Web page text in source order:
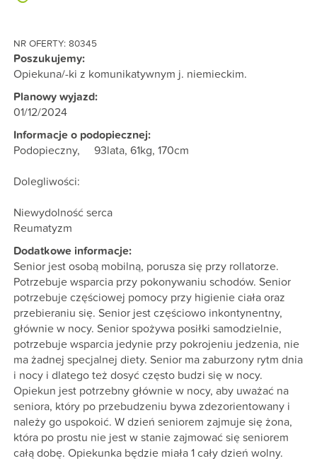
NR OFERTY: 80345
Poszukujemy:
Opiekuna/-ki z komunikatywnym j. niemieckim.
Planowy wyjazd:
01/12/2024
Informacje o podopiecznej:
Podopieczny, 93lata, 61kg, 170cm
Dolegliwości:
Niewydolność serca
Reumatyzm
Dodatkowe informacje:
Senior jest osobą mobilną, porusza się przy rollatorze.
Potrzebuje wsparcia przy pokonywaniu schodów. Senior
potrzebuje częściowej pomocy przy higienie ciała oraz
przebieraniu się. Senior jest częściowo inkontynentny,
głównie w nocy. Senior spożywa posiłki samodzielnie,
potrzebuje wsparcia jedynie przy pokrojeniu jedzenia, nie
ma żadnej specjalnej diety. Senior ma zaburzony rytm dnia
i nocy i dlatego też dosyć często budzi się w nocy.
Opiekun jest potrzebny głównie w nocy, aby uważać na
seniora, który po przebudzeniu bywa zdezorientowany i
należy go uspokoić. W dzień seniorem zajmuje się żona,
która po prostu nie jest w stanie zajmować się seniorem
całą dobę. Opiekunka będzie miała 1 cały dzień wolny.